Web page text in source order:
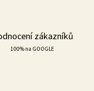
zákazníků
100% na GOOGLE